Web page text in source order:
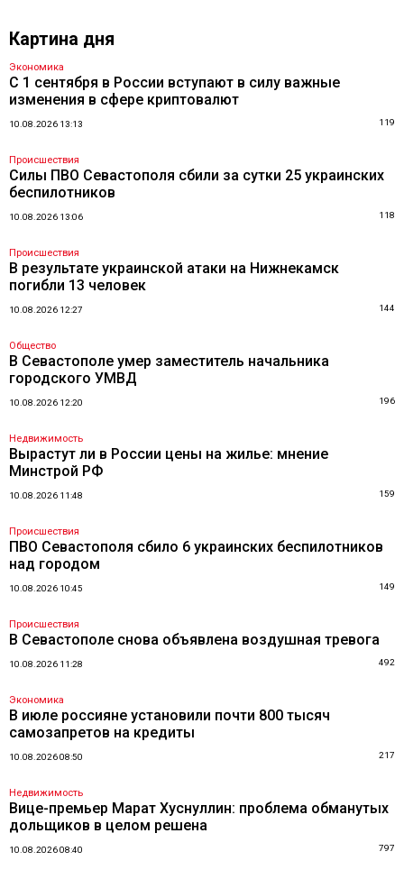
Картина дня
Экономика
С 1 сентября в России вступают в силу важные
изменения в сфере криптовалют
10.08.2026 13:13 119
Происшествия
Силы ПВО Севастополя сбили за сутки 25 украинских
беспилотников
10.08.2026 13:06 118
Происшествия
В результате украинской атаки на Нижнекамск
погибли 13 человек
10.08.2026 12:27 144
Общество
В Севастополе умер заместитель начальника
городского УМВД
10.08.2026 12:20 196
Недвижимость
Вырастут ли в России цены на жилье: мнение
Минстрой РФ
10.08.2026 11:48 159
Происшествия
ПВО Севастополя сбило 6 украинских беспилотников
над городом
10.08.2026 10:45 149
Происшествия
В Севастополе снова объявлена воздушная тревога
10.08.2026 11:28 492
Экономика
В июле россияне установили почти 800 тысяч
самозапретов на кредиты
10.08.2026 08:50 217
Недвижимость
Вице-премьер Марат Хуснуллин: проблема обманутых
дольщиков в целом решена
10.08.2026 08:40 797